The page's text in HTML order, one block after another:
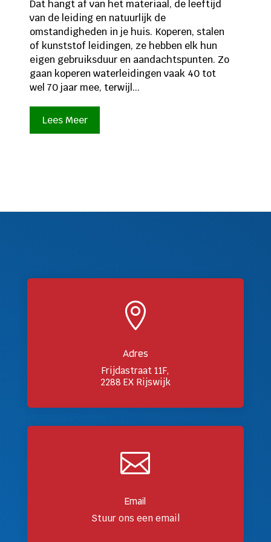
Dat hangt af van het materiaal, de leeftijd
van de leiding en natuurlijk de
omstandigheden in je huis. Koperen, stalen
of kunststof leidingen, ze hebben elk hun
eigen gebruiksduur en aandachtspunten. Zo
gaan koperen waterleidingen vaak 40 tot
wel 70 jaar mee, terwijl...
Lees Meer

Adres
Frijdastraat 11F,
2288 EX Rijswijk

Email
Stuur ons een email